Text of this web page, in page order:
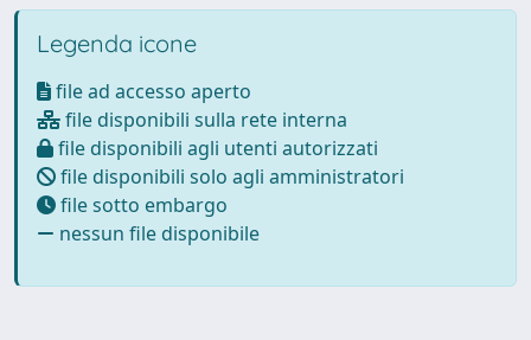
Legenda icone
file ad accesso aperto
file disponibili sulla rete interna
file disponibili agli utenti autorizzati
file disponibili solo agli amministratori
file sotto embargo
nessun file disponibile